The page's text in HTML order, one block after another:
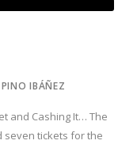
IBÁÑEZ
and Cashing It… The
seven tickets for the